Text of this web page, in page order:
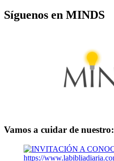
Síguenos en MINDS
Vamos a cuidar de nuestro: